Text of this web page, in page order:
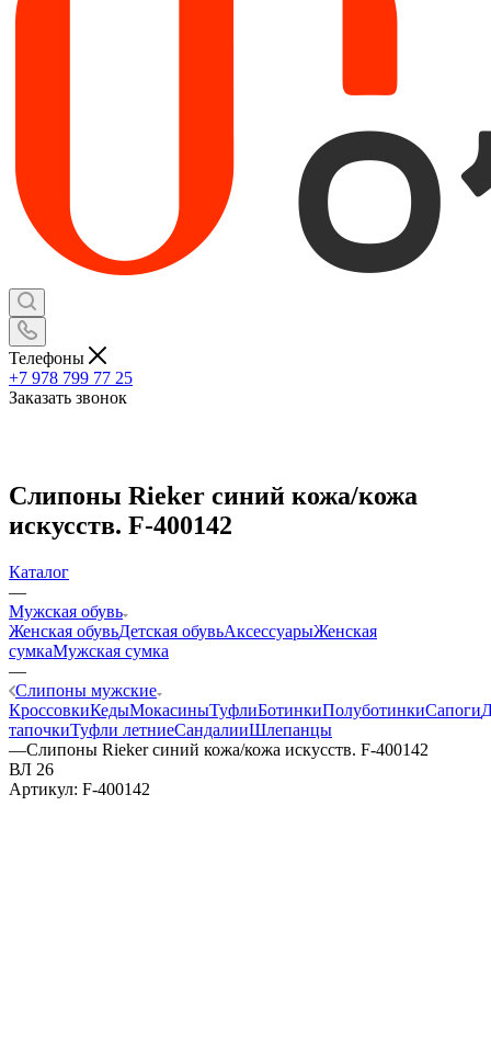
Телефоны
+7 978 799 77 25
Заказать звонок
Слипоны Rieker синий кожа/кожа
искусств. F-400142
Каталог
—
Мужская обувь
Женская обувьДетская обувьАксессуарыЖенская
сумкаМужская сумка
—
Слипоны мужские
КроссовкиКедыМокасиныТуфлиБотинкиПолуботинкиСапоги
тапочкиТуфли летниеСандалииШлепанцы
—Слипоны Rieker синий кожа/кожа искусств. F-400142
ВЛ 26
Артикул: F-400142